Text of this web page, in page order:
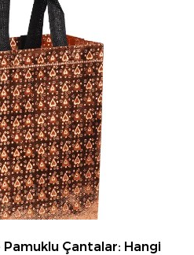
Pamuklu Çantalar: Hangi